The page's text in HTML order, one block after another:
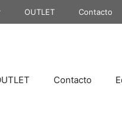
OUTLET Contacto
Contacto